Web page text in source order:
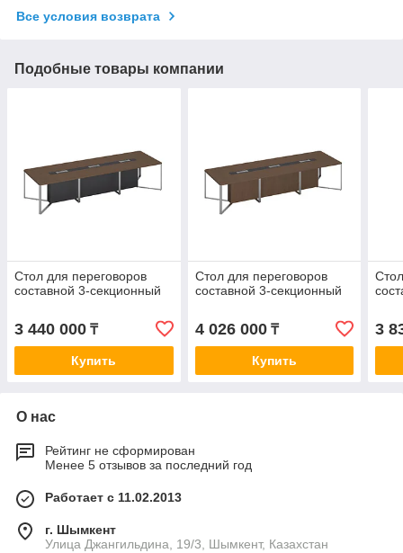
Все условия возврата
Подобные товары компании
Стол для переговоров
составной 3-секционный
3 440 000 ₸
Купить
Стол для переговоров
составной 3-секционный
4 026 000₸
Купить
3
О нас
Рейтинг не сформирован
Менее 5 отзывов за последний год
Работает с 11.02.2013
г. Шымкент
Улица Джангильдина, 19/3, Шымкент, Казахстан